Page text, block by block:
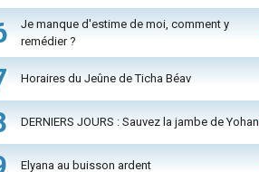
Je manque d'estime de moi, comment y
remédier ?
Horaires du Jeûne de Ticha Béav
DERNIERS JOURS : Sauvez la jambe de Yohan
Elyana au buisson ardent